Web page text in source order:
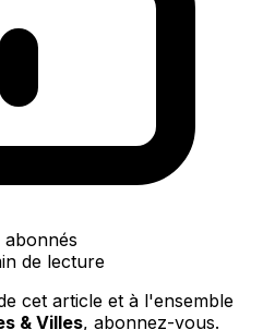
de lecture
cet article et à l'ensemble
& Villes, abonnez-vous.